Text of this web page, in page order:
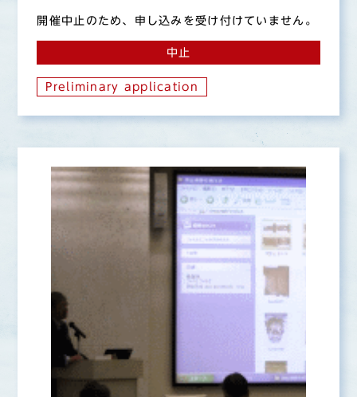
開催中止のため、申し込みを受け付けていません。
中止
Preliminary application